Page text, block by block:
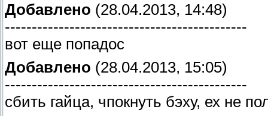
Добавлено (28.04.2013, 14:48)
---------------------------------------------
вот еще попадос
Добавлено (28.04.2013, 15:05)
---------------------------------------------
сбить гайца, чпокнуть бэху, ех не